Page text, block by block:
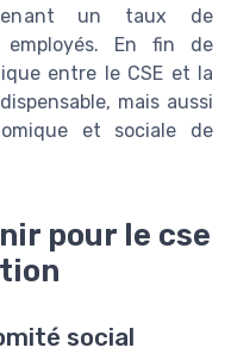
un taux de
En fin de
entre le CSE et la
mais aussi
et sociale de
pour le cse
social